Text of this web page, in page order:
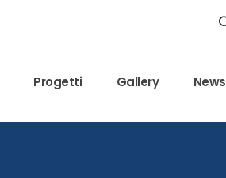
Progetti Gallery News